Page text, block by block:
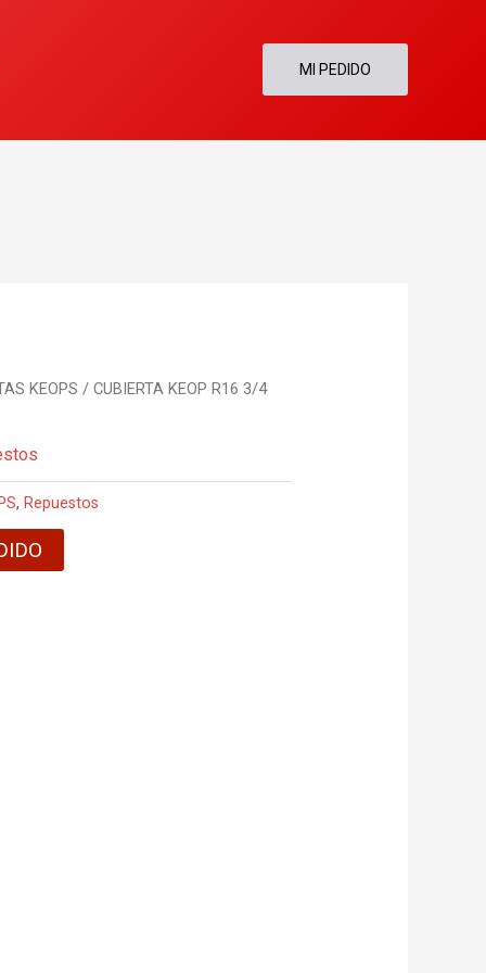
MI PEDIDO
KEOPS / CUBIERTA KEOP R16 3/4
, Repuestos